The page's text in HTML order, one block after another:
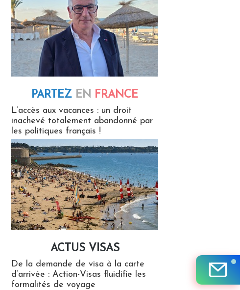
PARTEZ EN FRANCE
L’accès aux vacances : un droit
inachevé totalement abandonné par
les politiques français !
ACTUS VISAS
De la demande de visa à la carte
d’arrivée : Action-Visas fluidifie les
formalités de voyage